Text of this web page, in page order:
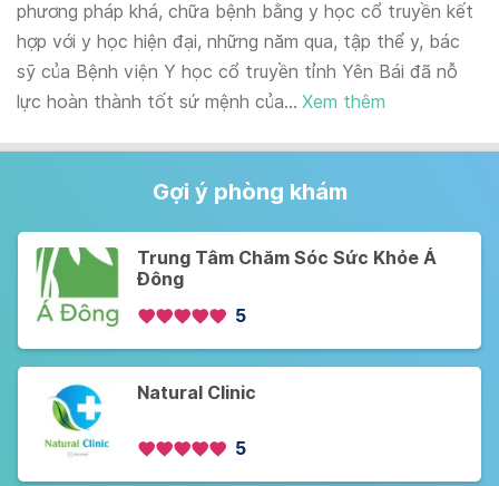
phương pháp khá, chữa bệnh bằng y học cổ truyền kết
hợp với y học hiện đại, những năm qua, tập thể y, bác
sỹ của Bệnh viện Y học cổ truyền tỉnh Yên Bái đã nỗ
lực hoàn thành tốt sứ mệnh của... Xem thêm
Gợi ý phòng khám
Trung Tâm Chăm Sóc Sức Khỏe Á
Đông
5
Natural Clinic
5